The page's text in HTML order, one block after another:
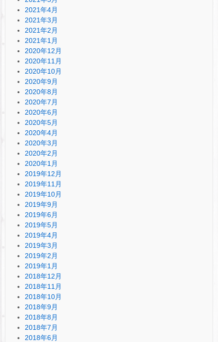
2021年4月
2021年3月
2021年2月
2021年1月
2020年12月
2020年11月
2020年10月
2020年9月
2020年8月
2020年7月
2020年6月
2020年5月
2020年4月
2020年3月
2020年2月
2020年1月
2019年12月
2019年11月
2019年10月
2019年9月
2019年6月
2019年5月
2019年4月
2019年3月
2019年2月
2019年1月
2018年12月
2018年11月
2018年10月
2018年9月
2018年8月
2018年7月
2018年6月